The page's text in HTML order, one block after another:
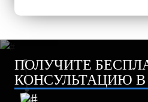
ПОЛУЧИТЕ
КОНСУЛЬТАЦИЮ В